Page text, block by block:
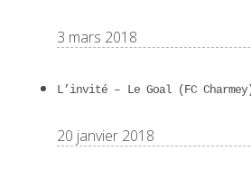
3 mars 2018
L’invité – Le Goal (FC
20 janvier 2018